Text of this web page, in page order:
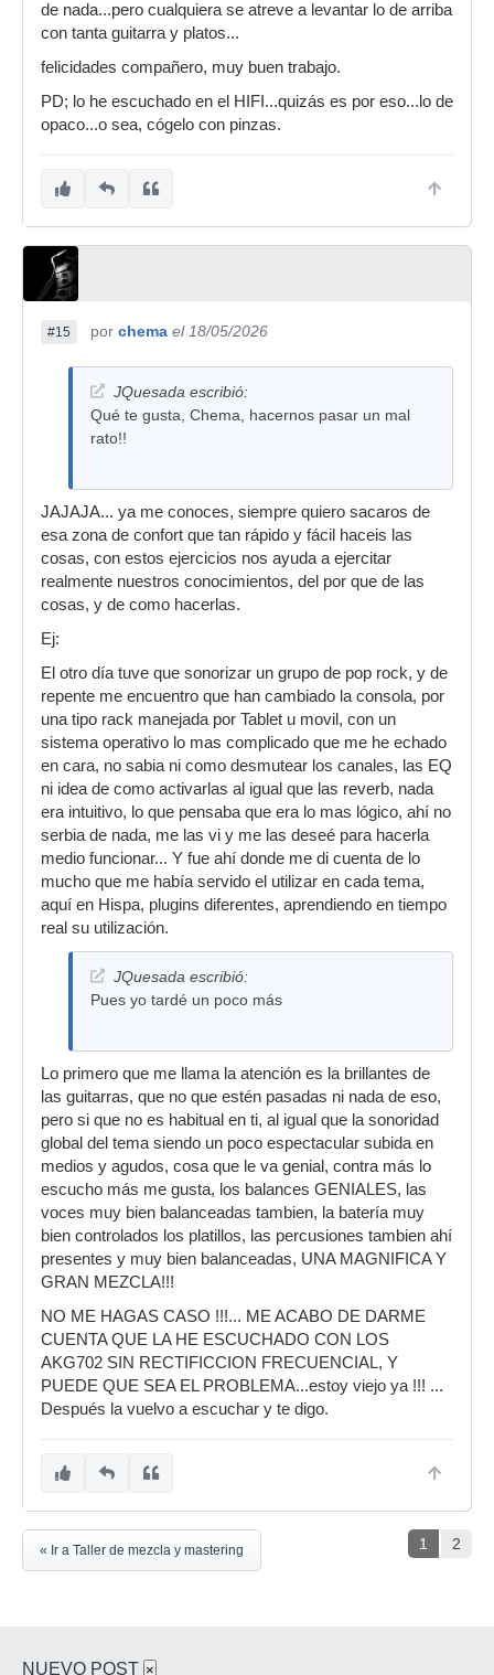
de nada...pero cualquiera se atreve a levantar lo de arriba
con tanta guitarra y platos...
felicidades compañero, muy buen trabajo.
PD; lo he escuchado en el HIFI...quizás es por eso...lo de
opaco...o sea, cógelo con pinzas.
#15 por chema el 18/05/2026
JQuesada escribió:
Qué te gusta, Chema, hacernos pasar un mal
rato!!
JAJAJA... ya me conoces, siempre quiero sacaros de
esa zona de confort que tan rápido y fácil haceis las
cosas, con estos ejercicios nos ayuda a ejercitar
realmente nuestros conocimientos, del por que de las
cosas, y de como hacerlas.
Ej:
El otro día tuve que sonorizar un grupo de pop rock, y de
repente me encuentro que han cambiado la consola, por
una tipo rack manejada por Tablet u movil, con un
sistema operativo lo mas complicado que me he echado
en cara, no sabia ni como desmutear los canales, las EQ
ni idea de como activarlas al igual que las reverb, nada
era intuitivo, lo que pensaba que era lo mas lógico, ahí no
serbia de nada, me las vi y me las deseé para hacerla
medio funcionar... Y fue ahí donde me di cuenta de lo
mucho que me había servido el utilizar en cada tema,
aquí en Hispa, plugins diferentes, aprendiendo en tiempo
real su utilización.
JQuesada escribió:
Pues yo tardé un poco más
Lo primero que me llama la atención es la brillantes de
las guitarras, que no que estén pasadas ni nada de eso,
pero si que no es habitual en ti, al igual que la sonoridad
global del tema siendo un poco espectacular subida en
medios y agudos, cosa que le va genial, contra más lo
escucho más me gusta, los balances GENIALES, las
voces muy bien balanceadas tambien, la batería muy
bien controlados los platillos, las percusiones tambien ahí
presentes y muy bien balanceadas, UNA MAGNIFICA Y
GRAN MEZCLA!!!
NO ME HAGAS CASO !!!... ME ACABO DE DARME
CUENTA QUE LA HE ESCUCHADO CON LOS
AKG702 SIN RECTIFICCION FRECUENCIAL, Y
PUEDE QUE SEA EL PROBLEMA...estoy viejo ya !!! ...
Después la vuelvo a escuchar y te digo.
1 2
« Ir a Taller de mezcla y mastering
NUEVO POST ×